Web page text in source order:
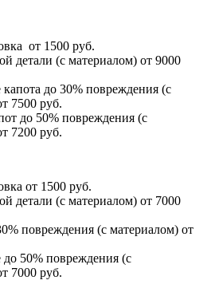
от 1500 руб.
детали (с материалом) от 9000
до 30% повреждения (с
7500 руб.
до 50% повреждения (с
7200 руб.
от 1500 руб.
детали (с материалом) от 7000
повреждения (с материалом) от
50% повреждения (с
7000 руб.